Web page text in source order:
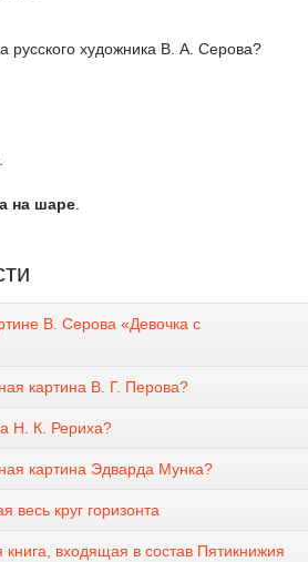
русского художника В. А. Серова?
на шаре
В. Серова «Девочка с
картина В. Г. Перова?
Н. К. Рериха?
картина Эдварда Мунка?
весь круг горизонта
книга, входящая в состав Пятикнижия